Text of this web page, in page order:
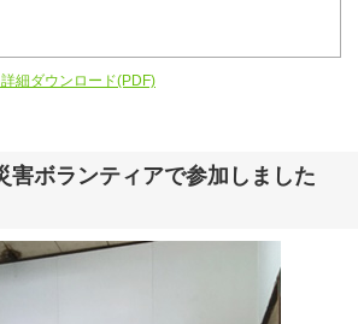
詳細ダウンロード(PDF)
ボランティアで参加しました